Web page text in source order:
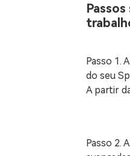
Passo 1.
do seu
A partir
Passo 2.